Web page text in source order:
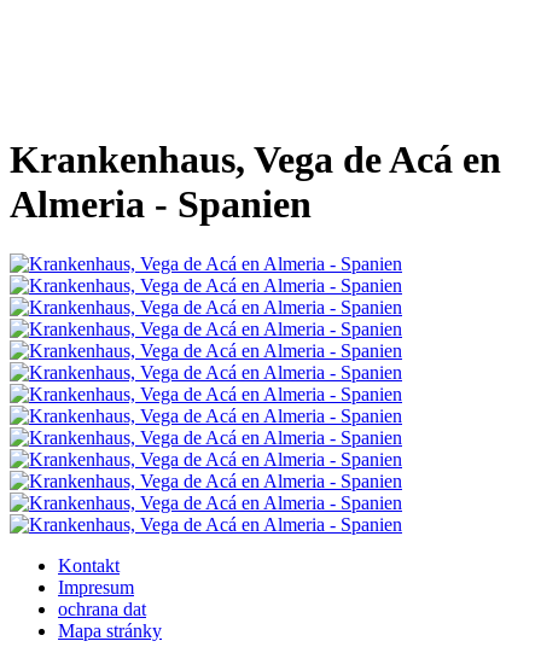
Krankenhaus, Vega de Acá en
Almeria - Spanien
Kontakt
Impresum
ochrana dat
Mapa stránky